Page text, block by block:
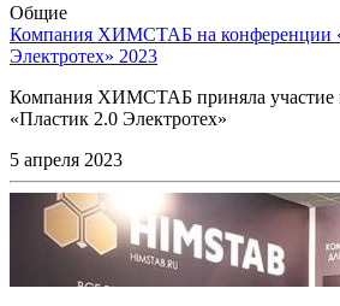
Общие
Компания ХИМСТАБ на конференции
Электротех» 2023
Компания ХИМСТАБ приняла участие
«Пластик 2.0 Электротех»
5 апреля 2023